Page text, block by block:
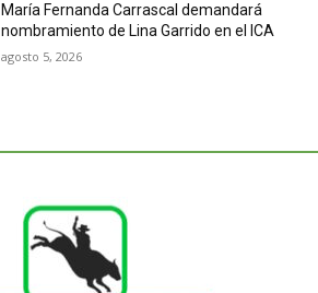
María Fernanda Carrascal demandará
nombramiento de Lina Garrido en el ICA
agosto 5, 2026